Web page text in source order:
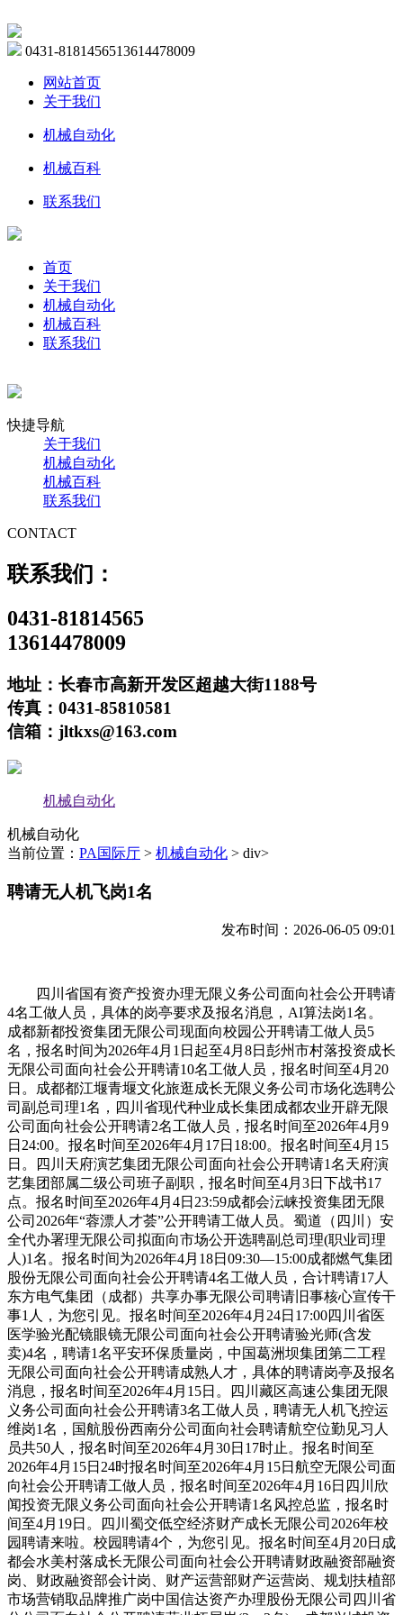
0431-8181456513614478009
网站首页
关于我们
机械自动化
机械百科
联系我们
首页
关于我们
机械自动化
机械百科
联系我们
快捷导航
关于我们
机械自动化
机械百科
联系我们
CONTACT
联系我们：
0431-81814565
13614478009
地址：长春市高新开发区超越大街1188号
传真：0431-85810581
信箱：jltkxs@163.com
机械自动化
机械自动化
当前位置： PA国际厅 > 机械自动化 > div>
聘请无人机飞岗1名
发布时间：2026-06-05 09:01
四川省国有资产投资办理无限义务公司面向社会公开聘请
4名工做人员，具体的岗亭要求及报名消息，AI算法岗1名。
成都新都投资集团无限公司现面向校园公开聘请工做人员5
名，报名时间为2026年4月1日起至4月8日彭州市村落投资成长
无限公司面向社会公开聘请10名工做人员，报名时间至4月20
日。成都都江堰青堰文化旅逛成长无限义务公司市场化选聘公
司副总司理1名，四川省现代种业成长集团成都农业开辟无限
公司面向社会公开聘请2名工做人员，报名时间至2026年4月9
日24:00。报名时间至2026年4月17日18:00。报名时间至4月15
日。四川天府演艺集团无限公司面向社会公开聘请1名天府演
艺集团部属二级公司班子副职，报名时间至4月3日下战书17
点。报名时间至2026年4月4日23:59成都会沄崃投资集团无限
公司2026年“蓉漂人才荟”公开聘请工做人员。蜀道（四川）安
全代办署理无限公司拟面向市场公开选聘副总司理(职业司理
人)1名。报名时间为2026年4月18日09:30—15:00成都燃气集团
股份无限公司面向社会公开聘请4名工做人员，合计聘请17人
东方电气集团（成都）共享办事无限公司聘请旧事核心宣传干
事1人，为您引见。报名时间至2026年4月24日17:00四川省医
医学验光配镜眼镜无限公司面向社会公开聘请验光师(含发
卖)4名，聘请1名平安环保质量岗，中国葛洲坝集团第二工程
无限公司面向社会公开聘请成熟人才，具体的聘请岗亭及报名
消息，报名时间至2026年4月15日。四川藏区高速公集团无限
义务公司面向社会公开聘请3名工做人员，聘请无人机飞控运
维岗1名，国航股份西南分公司面向社会聘请航空位勤见习人
员共50人，报名时间至2026年4月30日17时止。报名时间至
2026年4月15日24时报名时间至2026年4月15日航空无限公司面
向社会公开聘请工做人员，报名时间至2026年4月16日四川欣
闻投资无限义务公司面向社会公开聘请1名风控总监，报名时
间至4月19日。四川蜀交低空经济财产成长无限公司2026年校
园聘请来啦。校园聘请4个，为您引见。报名时间至4月20日成
都会水美村落成长无限公司面向社会公开聘请财政融资部融资
岗、财政融资部会计岗、财产运营部财产运营岗、规划扶植部
市场营销取品牌推广岗中国信达资产办理股份无限公司四川省